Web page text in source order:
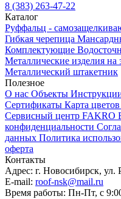
8 (383) 263-47-22
Каталог
Руффальц -
Гибкая черепица
Комплектующие
Металлические изделия на
Металлический штакетник
Полезное
О нас Объекты
Сертификаты Карта цветов
Сервисный центр FAKRO
конфиденциальности
данных Политика
оферта
Контакты
Адрес: г. Новосибирск, ул.
E-mail: roof-nsk@mail.ru
Время работы: Пн-Пт, с